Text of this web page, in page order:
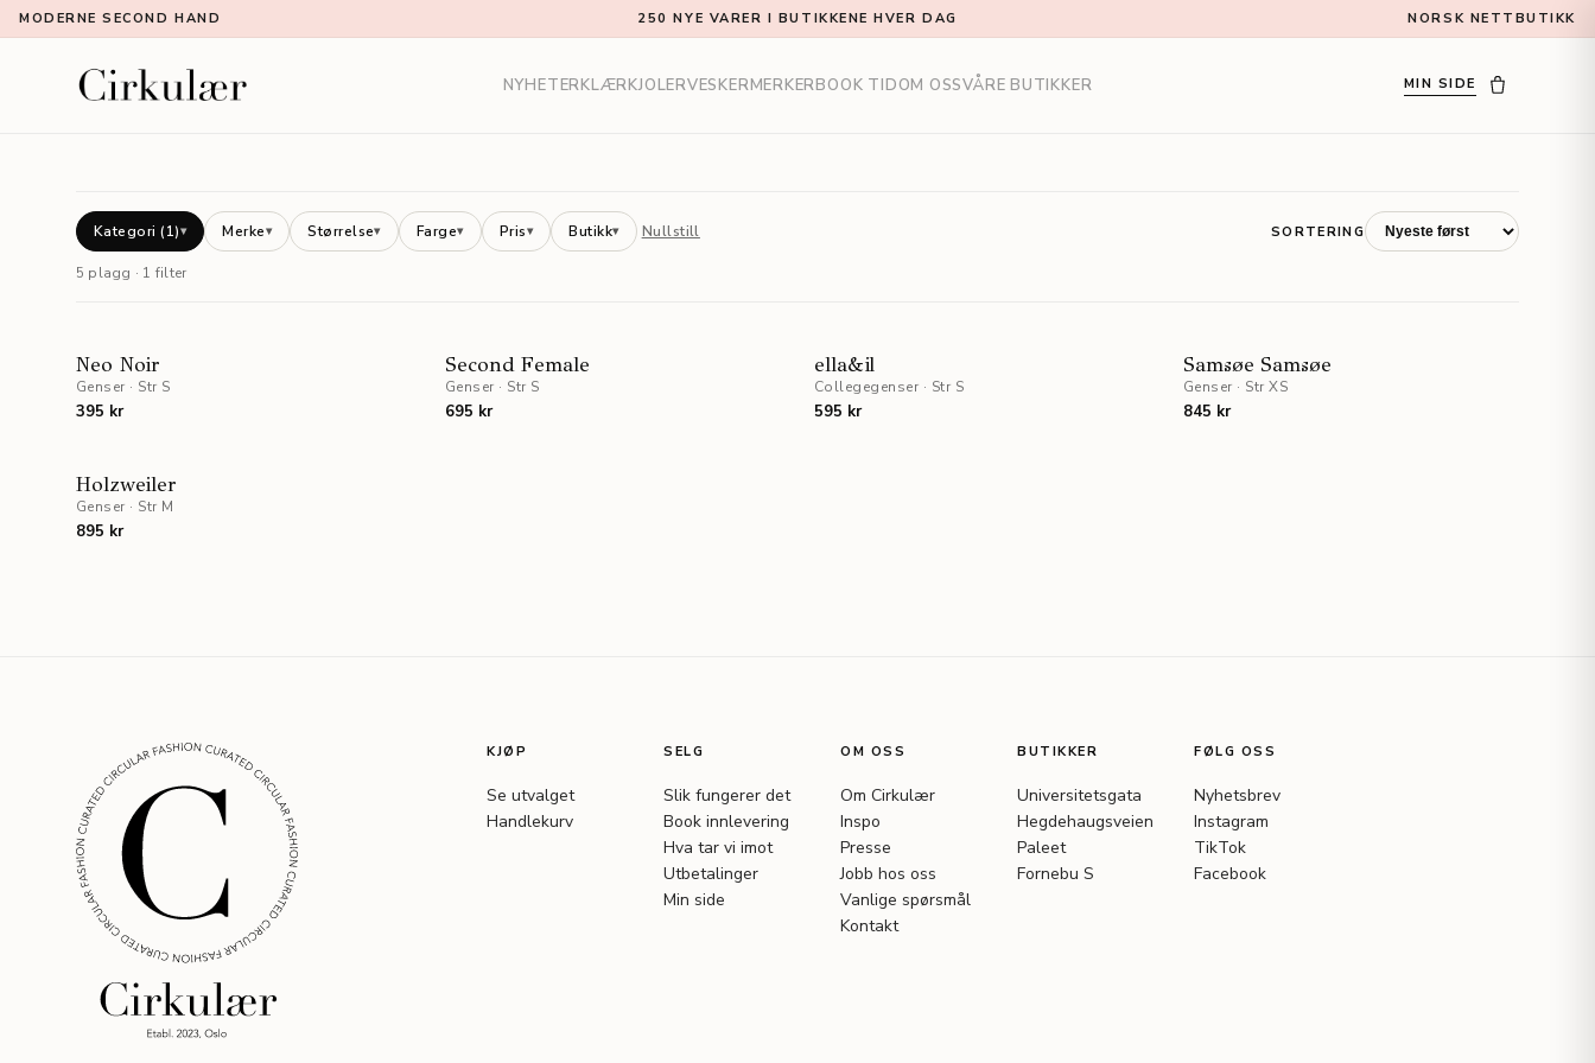
MODERNE SECOND HAND 250 NYE VARER I BUTIKKENE HVER DAG NORSK NETTBUTIKK
NYHETERKLÆRKJOLERVESKERMERKERBOOK TIDOM OSSVÅRE BUTIKKER MIN SIDE
Kategori (1)▾ Merke▾ Størrelse▾ Farge▾ Pris▾ Butikk▾ Nullstill SORTERING
5 plagg · 1 filter
Neo Noir
Genser · Str S
395 kr
Second Female
Genser · Str S
695 kr
ella&il
Collegegenser · Str S
595 kr
Samsøe Samsøe
Genser · Str XS
845 kr
Holzweiler
Genser · Str M
895 kr
KJØP
Se utvalget
Handlekurv
SELG
Slik fungerer det
Book innlevering
Hva tar vi imot
Utbetalinger
Min side
OM OSS
Om Cirkulær
Inspo
Presse
Jobb hos oss
Vanlige spørsmål
Kontakt
BUTIKKER
Universitetsgata
Hegdehaugsveien
Paleet
Fornebu S
FØLG OSS
Nyhetsbrev
Instagram
TikTok
Facebook